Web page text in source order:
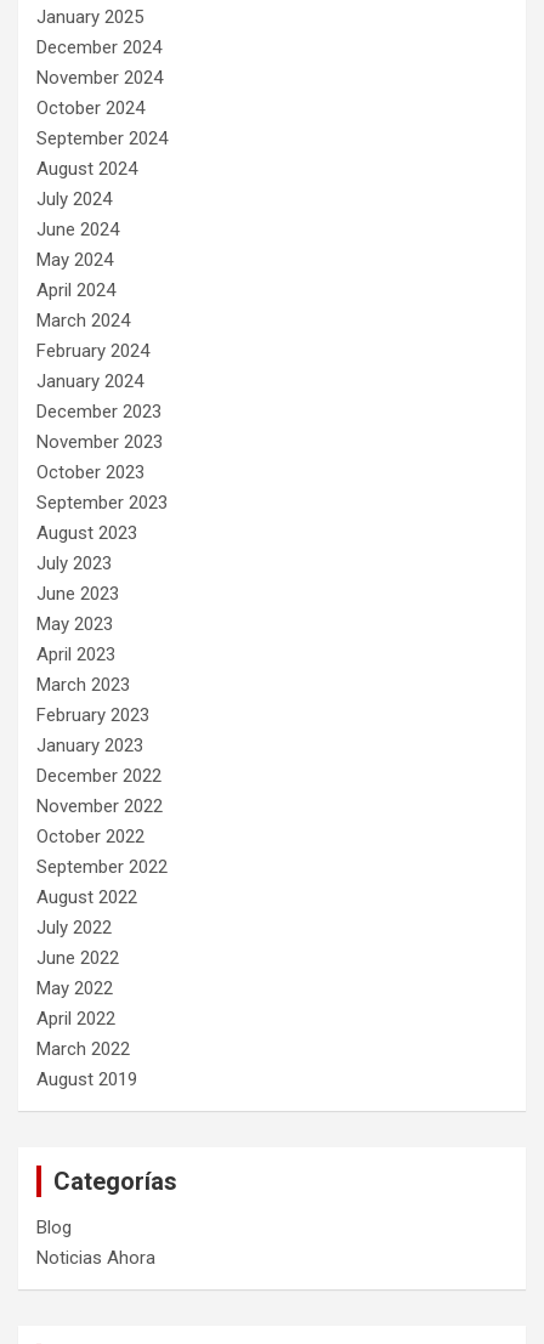
January 2025
December 2024
November 2024
October 2024
September 2024
August 2024
July 2024
June 2024
May 2024
April 2024
March 2024
February 2024
January 2024
December 2023
November 2023
October 2023
September 2023
August 2023
July 2023
June 2023
May 2023
April 2023
March 2023
February 2023
January 2023
December 2022
November 2022
October 2022
September 2022
August 2022
July 2022
June 2022
May 2022
April 2022
March 2022
August 2019
Categorías
Blog
Noticias Ahora